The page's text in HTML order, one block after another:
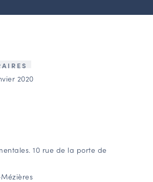
ET DE STAGE
LIGNE
2020
10 rue de la porte de